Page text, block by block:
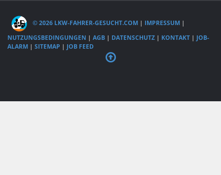
© 2026 LKW-FAHRER-GESUCHT.COM | IMPRESSUM |
NUTZUNGSBEDINGUNGEN | AGB | DATENSCHUTZ | KONTAKT | JOB-
ALARM | SITEMAP | JOB FEED